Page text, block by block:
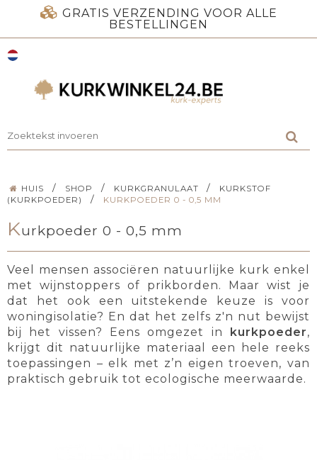
GRATIS VERZENDING VOOR ALLE
BESTELLINGEN
HUIS / SHOP / KURKGRANULAAT /
KURKSTOF
(KURKPOEDER)
/ KURKPOEDER 0 - 0,5 MM
Kurkpoeder 0 - 0,5 mm
Veel mensen associëren natuurlijke kurk enkel
met wijnstoppers of prikborden. Maar wist je
dat het ook een uitstekende keuze is voor
woningisolatie? En dat het zelfs z'n nut bewijst
bij het vissen? Eens omgezet in
kurkpoeder,
krijgt dit natuurlijke materiaal een hele reeks
toepassingen – elk met z’n eigen troeven, van
praktisch gebruik tot ecologische meerwaarde.